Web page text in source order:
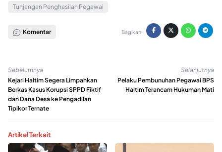
Tunjangan Penghasilan Pegawai
Komentar Bagikan:
Sebelumnya
Kejari Haltim Segera Limpahkan
Berkas Kasus Korupsi SPPD Fiktif
dan Dana Desa ke Pengadilan
Tipikor Ternate
Selanjutnya
Pelaku Pembunuhan Pegawai BPS
Haltim Terancam Hukuman Mati
Artikel Terkait